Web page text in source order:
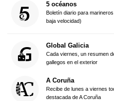
5 océanos
Boletín diario para
baja velocidad)
Global Galicia
Cada viernes, un resumen
gallegos en el exterior
A Coruña
Recibe de lunes a viernes
destacada de A Coruña